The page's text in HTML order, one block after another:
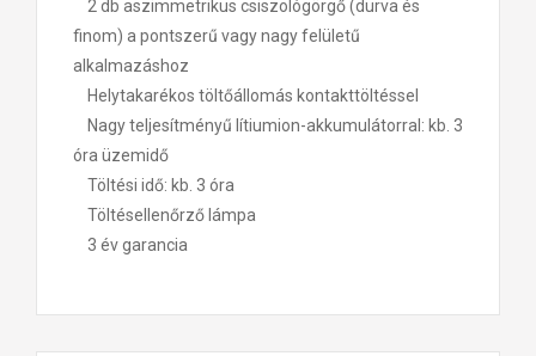
2 db aszimmetrikus csiszológörgő (durva és
finom) a pontszerű vagy nagy felületű
alkalmazáshoz
Helytakarékos töltőállomás kontakttöltéssel
Nagy teljesítményű lítiumion-akkumulátorral: kb. 3
óra üzemidő
Töltési idő: kb. 3 óra
Töltésellenőrző lámpa
3 év garancia